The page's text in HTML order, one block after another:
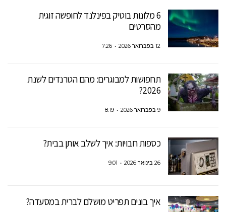
6 מלונות בוטיק בפינלנד לחופשה זוגית
מהסרטים
12 בפברואר 2026 7:26
תחפושות למבוגרים: מהם הטרנדים לשנת
2026?
9 בפברואר 2026 8:19
כספות חבויות: איך לשלב אותן בבית?
26 בינואר 2026 9:01
איך בונים תפריט מושלם לברית במסעדה?